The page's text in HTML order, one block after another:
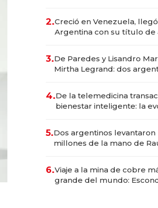
2.Creció en Venezuela,
Argentina con su título de
marcas "fast premium"
3.De Paredes y Lisandro
Mirtha Legrand: dos
4.De la telemedicina
bienestar inteligente: la
5.Dos argentinos levantaron
millones de la mano de
6.Viaje a la mina de cobre
grande del mundo: